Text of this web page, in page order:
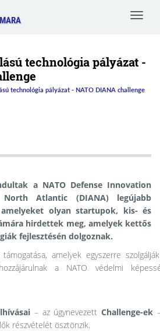
Toggle
technológia pályázat -
technológia pályázat - NATO DIANA challenge
a NATO Defense Innovation
Atlantic (DIANA) legújabb
olyan startupok, kis- és
hirdettek meg, amelyek kettős
fejlesztésén dolgoznak.
amelyek egyszerre
a NATO védelmi
– az úgynevezett Challenge-ek
részvételét ösztönzik.